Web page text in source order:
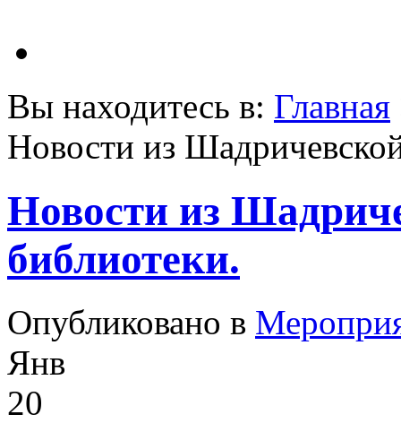
Вы находитесь в: Главная
Новости из
Новости из
библиотеки.
Опубликовано в
Янв
20